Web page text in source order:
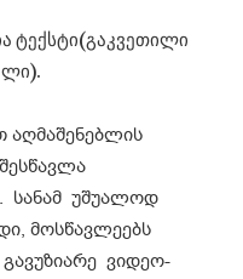
ტექსტი(გაკვეთილი
აღმაშენებლის
სანამ უშუალოდ
მოსწავლეებს
ვიდეო-